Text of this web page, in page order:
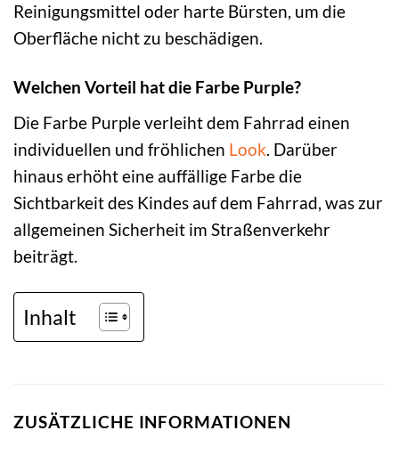
Reinigungsmittel oder harte Bürsten, um die
Oberfläche nicht zu beschädigen.
Welchen Vorteil hat die Farbe Purple?
Die Farbe Purple verleiht dem Fahrrad einen
individuellen und fröhlichen Look . Darüber
hinaus erhöht eine auffällige Farbe die
Sichtbarkeit des Kindes auf dem Fahrrad, was zur
allgemeinen Sicherheit im Straßenverkehr
beiträgt.
Inhalt
ZUSÄTZLICHE INFORMATIONEN